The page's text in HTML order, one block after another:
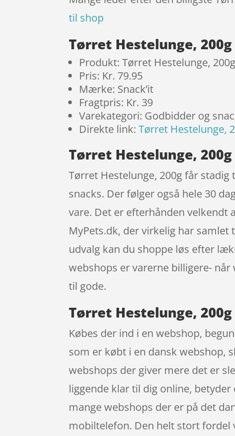
til shop
Tørret Hestelunge,
Produkt: Tørret Hestelunge, 200g
Pris: Kr. 79.95
Mærke: Snack’it
Fragtpris: Kr. 39
Varekategori: Godbidder og
Direkte link:Tørret Hestelunge,
Tørret Hestelunge,
Tørret Hestelunge, 200g får
snacks. Der følger også hele 30
vare. Det er efterhånden velkendt
MyPets.dk, der virkelig har
udvalg kan du shoppe løs efter
webshops er varerne billigere-
til gode.
Tørret Hestelunge,
Købes der ind i en webshop,
som er købt i en dansk webshop,
webshops der giver mere det er
liggende klar til dig online,
mange webshops der er på det
mobiltelefon. Den helt stort fordel